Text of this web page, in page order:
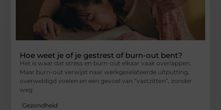
Hoe weet je of je gestrest of burn-out bent?
Het is waar dat stress en burn-out elkaar vaak overlappen.
Maar burn-out verwijst naar werkgerelateerde uitputting,
overweldigd voelen en een gevoel van “vastzitten”, zonder
weg
Gezondheid